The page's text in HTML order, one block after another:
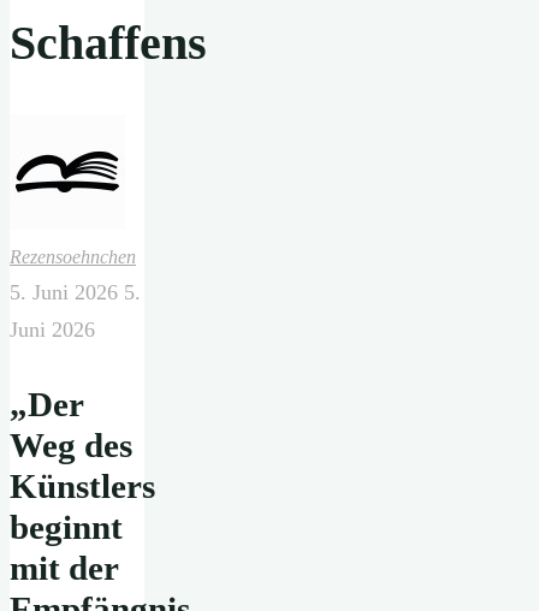
Schaffens
Rezensoehnchen
5. Juni 2026 5.
Juni 2026
„Der
Weg des
Künstlers
beginnt
mit der